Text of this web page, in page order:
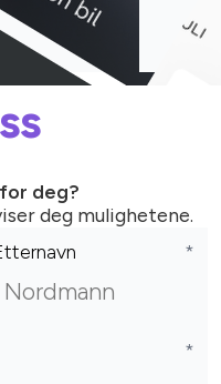
deg?
deg mulighetene.
*
*